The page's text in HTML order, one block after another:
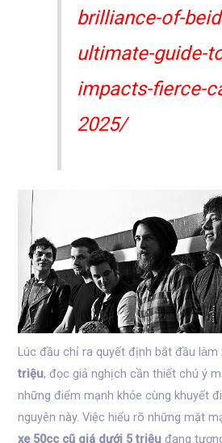
brilliance-of-
ultimate-guide-
impacts-fierce-
2025/
Lúc đầu chỉ ra quyết định bắt đầu làm
triệu, đọc giả nghịch cần thiết chú ý
những điểm mạnh khỏe cùng khuyết
nguyên này. Việc hiểu rõ những mặt
xe 50cc cũ giá dưới 5 triệu đang